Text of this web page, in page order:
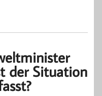
der Situation